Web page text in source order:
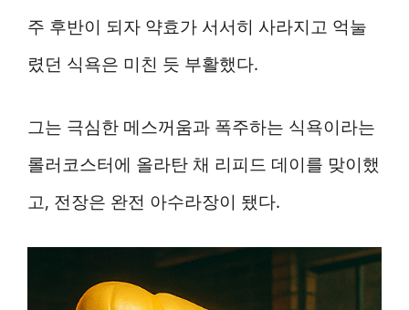
주 후반이 되자 약효가 서서히 사라지고 억눌
렸던 식욕은 미친 듯 부활했다.
그는 극심한 메스꺼움과 폭주하는 식욕이라는
롤러코스터에 올라탄 채 리피드 데이를 맞이했
고, 전장은 완전 아수라장이 됐다.